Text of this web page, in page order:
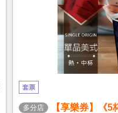
套票
多分店
【享樂券】《